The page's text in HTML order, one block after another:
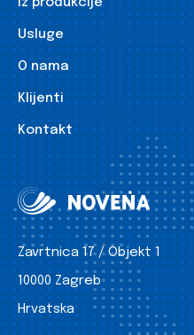
Usluge
O nama
Klijenti
Kontakt
Zavrtnica 17 / Objekt 1
10000 Zagreb
Hrvatska